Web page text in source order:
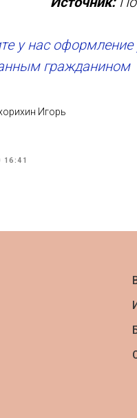
у нас
гражданином
Игорь
16:41